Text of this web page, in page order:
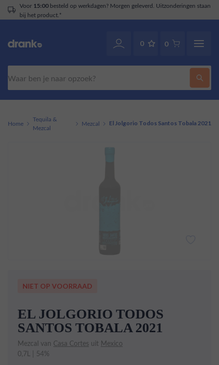
Voor 15:00besteld op werkdagen? Morgen geleverd. Uitzonderingen staan
bij het product.*
0 0
Home
Tequila &
Mezcal
Mezcal El Jolgorio Todos Santos Tobala 2021
NIET OP VOORRAAD
EL JOLGORIO TODOS
SANTOS TOBALA 2021
Mezcal van Casa Cortes uit Mexico
0,7L | 54%